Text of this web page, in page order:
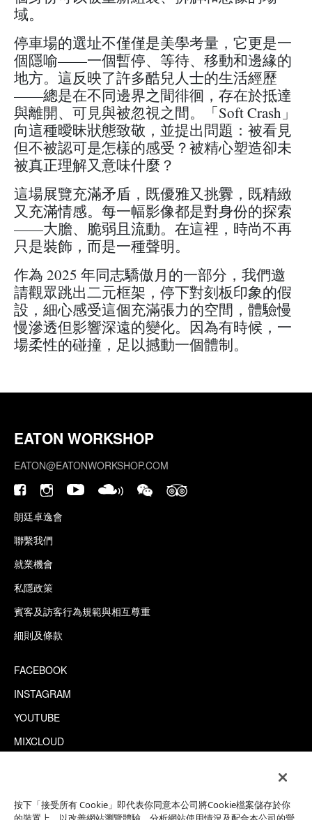
域。
停車場的選址不僅僅是美學考量，它更是一
個隱喻——一個暫停、等待、移動和邊緣的
地方。這反映了許多酷兒人士的生活經歷
——總是在不同邊界之間徘徊，存在於抵達
與離開、可見與被忽視之間。「Soft Crash」
向這種曖昧狀態致敬，並提出問題：被看見
但不被認可是怎樣的感受？被精心塑造卻未
被真正理解又意味什麼？
這場展覽充滿矛盾，既優雅又挑釁，既精緻
又充滿情感。每一幅影像都是對身份的探索
——大膽、脆弱且流動。在這裡，時尚不再
只是裝飾，而是一種聲明。
作為 2025 年同志驕傲月的一部分，我們邀
請觀眾跳出二元框架，停下對刻板印象的假
設，細心感受這個充滿張力的空間，體驗慢
慢滲透但影響深遠的變化。因為有時候，一
場柔性的碰撞，足以撼動一個體制。
EATON WORKSHOP
EATON@EATONWORKSHOP.COM
朗廷卓逸會
聯繫我們
就業機會
私隱政策
賓客及訪客行為規範與相互尊重
細則及條款
FACEBOOK
INSTAGRAM
YOUTUBE
MIXCLOUD
按下「接受所有 Cookie」即代表你同意本公司將Cookie檔案儲存於你